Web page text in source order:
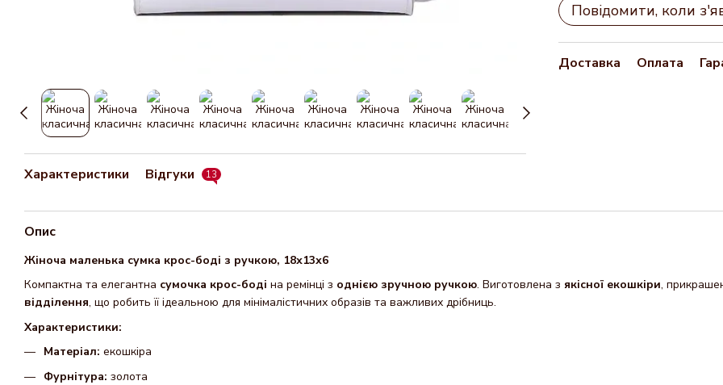
Характеристики Відгуки 13
Повідомити, коли
Доставка Оплата
Опис
Жіноча маленька сумка крос-боді з ручкою, 18х13х6
Компактна та елегантна сумочка крос-боді на ремінці з однією зручною ручкою. Виготовлена з якісної екошкіри,
відділення, що робить її ідеальною для мінімалістичних образів та важливих дрібниць.
Характеристики:
Матеріал: екошкіра
Фурнітура: золота